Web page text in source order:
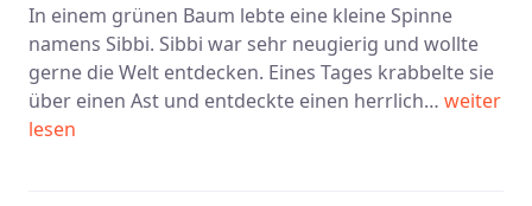
In einem grünen Baum lebte eine kleine Spinne
namens Sibbi. Sibbi war sehr neugierig und wollte
gerne die Welt entdecken. Eines Tages krabbelte sie
über einen Ast und entdeckte einen herrlich… weiter
lesen